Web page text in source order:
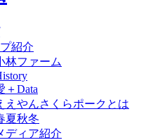
紹介
林ファーム
＋Data
えやんさくらポークとは
夏秋冬
ディア紹介